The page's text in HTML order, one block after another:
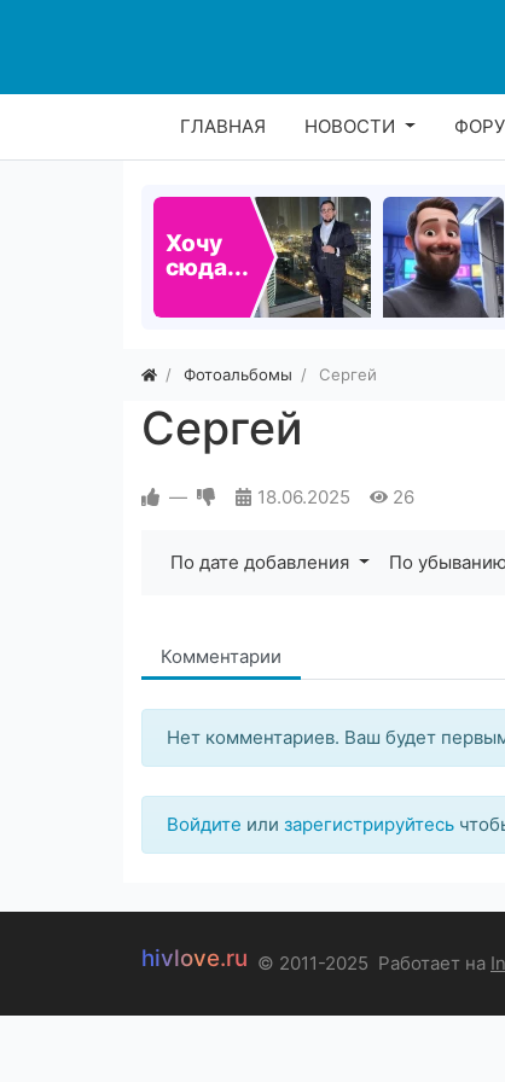
ГЛАВНАЯ НОВОСТИ
Хочу
сюда...
Фотоальбомы Сергей
Сергей
— 18.06.2025 26
По дате добавления По
Комментарии
Нет комментариев. Ваш будет
Войдите или зарегистрируйтесь
hivlove.ru © 2011-2025 Работает на